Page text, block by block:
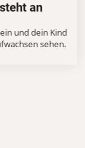
an
und dein Kind
sehen.